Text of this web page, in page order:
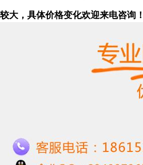
较大，具体价格变化欢迎来电咨询